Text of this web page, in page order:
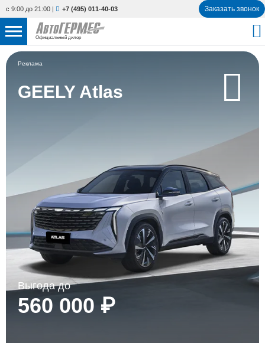
с 9:00 до 21:00 | +7 (495) 011-40-03 Заказать звонок
Официальный дилер
НОВЫЕ АВТОМОБИЛИ
С ПРОБЕГОМ 843 авто
О КОМПАНИИ
КОНТАКТЫ
Избранное
Сравнение
Личный кабинет
Реклама
GEELY Atlas
Выгода до
560 000 ₽